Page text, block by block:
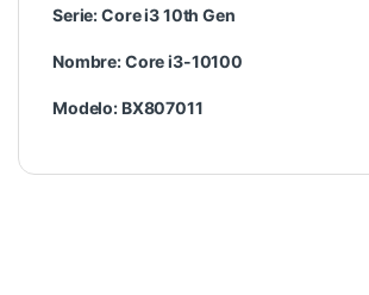
Serie: Core i3 10th Gen
Nombre: Core i3-10100
Modelo: BX807011